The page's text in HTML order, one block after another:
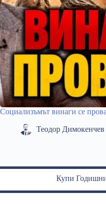
Социализъмът винаги се
Теодор Димокенчев
Купи